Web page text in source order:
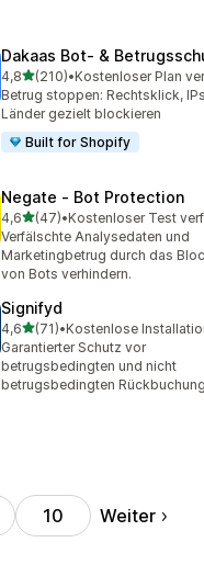
Dakaas Bot‑ &
4,8von 5 Sternen
(210)
210 Rezensionen insgesamt
•Kostenloser Plan
Betrug stoppen: Rechtsklick,
Länder gezielt blockieren
Built for Shopify
Negate ‑ Bot Protection
4,6von 5 Sternen
(47)
47 Rezensionen insgesamt
•Kostenloser Test
Verfälschte Analysedaten und
Marketingbetrug durch das
von Bots verhindern.
Signifyd
4,6von 5 Sternen
(71)
71 Rezensionen insgesamt
•Kostenlose
Garantierter Schutz vor
betrugsbedingten und nicht
betrugsbedingten
10 Weiter